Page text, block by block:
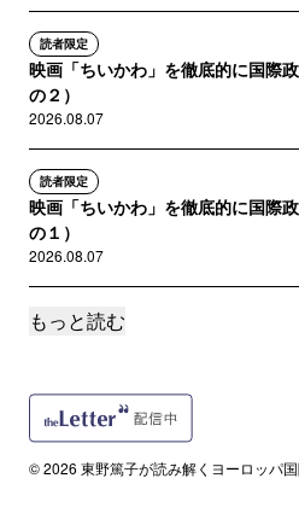
読者限定
映画「ちいかわ」を徹底的に国際
の２）
2026.08.07
読者限定
映画「ちいかわ」を徹底的に国際
の１）
2026.08.07
読者限定
2026.07.18
戦場と輸出管理をつなぐ「フィー
もっと読む
© 2026 東野篤子が読み解くヨーロッパ